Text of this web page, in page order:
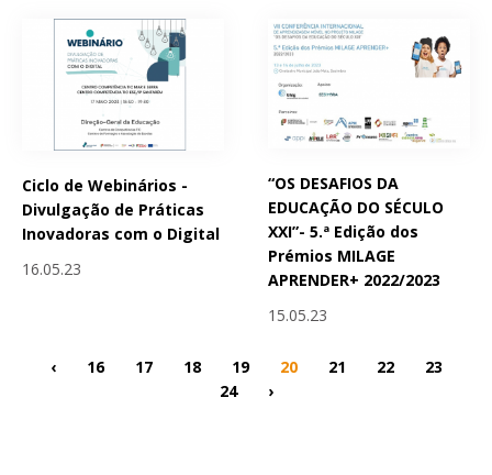
Ciclo de Webinários -
Divulgação de Práticas
Inovadoras com o Digital
16.05.23
“OS DESAFIOS DA
EDUCAÇÃO DO SÉCULO
XXI”- 5.ª Edição dos
Prémios MILAGE
APRENDER+ 2022/2023
15.05.23
‹ 16 17 18 19 20 21 22
23
24
›